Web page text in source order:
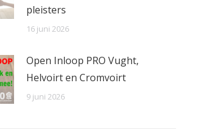
pleisters
16 juni 2026
Open Inloop PRO Vught,
Helvoirt en Cromvoirt
9 juni 2026